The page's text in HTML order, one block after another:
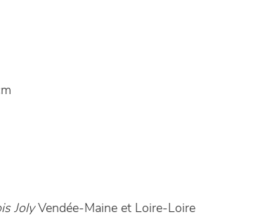
JolyVendée-Maine et Loire-Loire